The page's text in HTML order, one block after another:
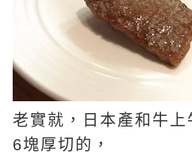
老實就，日本產和牛
6塊厚切的，